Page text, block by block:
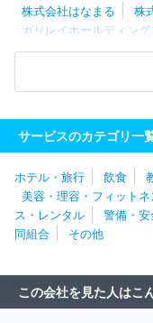
株式会社はなまる
株
ガリレイホールディン
式会社システムサポート
ダ
ウェル
株式会社ホン
ス株式会社
ＲＸ Ｊａ
株式会社ベネフィット・
ングス株式会社
三井
式会社アルトナー
株
社マーキュリー
エー・ピーホールディン
一ライフグループ
株式
ック・ホールディングス
サービスのカテゴリ一
ホテル・旅行 飲食
美容・理容・フィット
ス・レンタル
警備・
同組合
その他
この会社を見た人はこ